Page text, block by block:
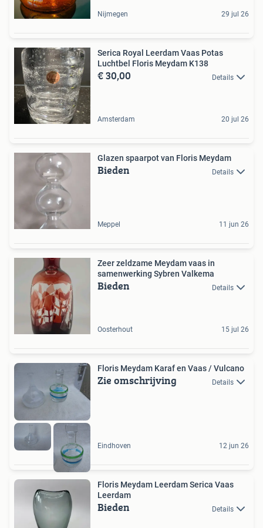
Nijmegen 29 jul 26
Serica Royal Leerdam Vaas Potas
Luchtbel Floris Meydam K138
€ 30,00 Details
Amsterdam 20 jul 26
Glazen spaarpot van Floris Meydam
Bieden Details
Meppel 11 jun 26
Zeer zeldzame Meydam vaas in
samenwerking Sybren Valkema
Bieden Details
Oosterhout 15 jul 26
Floris Meydam Karaf en Vaas / Vulcano
Zie omschrijving Details
Eindhoven 12 jun 26
Floris Meydam Leerdam Serica Vaas
Leerdam
Bieden Details